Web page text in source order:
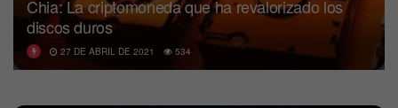
Chia: La criptomoneda que ha revalorizado los
discos duros
27 DE ABRIL DE 2021 534